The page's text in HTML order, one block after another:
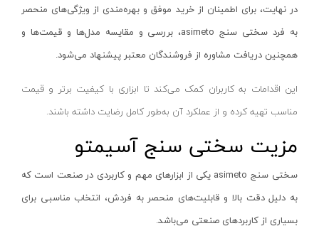
دریل‌ها
بتن‌کن و چکش تخریب
فرزها
بکس و پیچ‌گوشتی
دستگاه‌های سایشی
سایر ابزار برقی
کارواش فشار قوی
پیچ گوشتی برقی
شیار کن
رابین - Rabin
زینسر - Zinser
ای جی پی - EGP
ای جی پی - AGP
سپهر جوش
آنیکو-Anico
طلایی - نقره‌ای
نقره‌ای - نوک مدادی
سرمه‌ای - طوسی
آبی - سفید
الوان
زرد و مشکی
سرمه ای-مشکی
ابی
در نهایت، برای اطمینان از خرید موفق و بهره‌مندی از ویژگی‌های منحصر
به فرد سختی سنج asimeto، بررسی و مقایسه مدل‌ها و قیمت‌ها و
همچنین دریافت مشاوره از فروشندگان معتبر پیشنهاد می‌شود.
این اقدامات به کاربران کمک می‌کند تا ابزاری با کیفیت برتر و قیمت
مناسب تهیه کرده و از عملکرد آن به‌طور کامل رضایت داشته باشند.
مزیت سختی سنج‌ آسیمتو
سختی سنج‌ asimeto یکی از ابزارهای مهم و کاربردی در صنعت است که
به دلیل دقت بالا و قابلیت‌های منحصر به فردش، انتخاب مناسبی برای
بسیاری از کاربردهای صنعتی می‌باشد.